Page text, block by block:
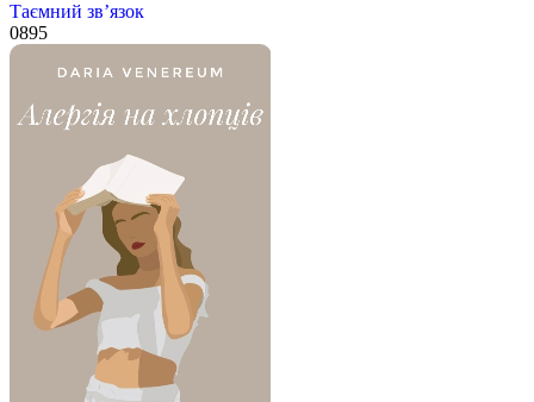
Таємний зв’язок
0895